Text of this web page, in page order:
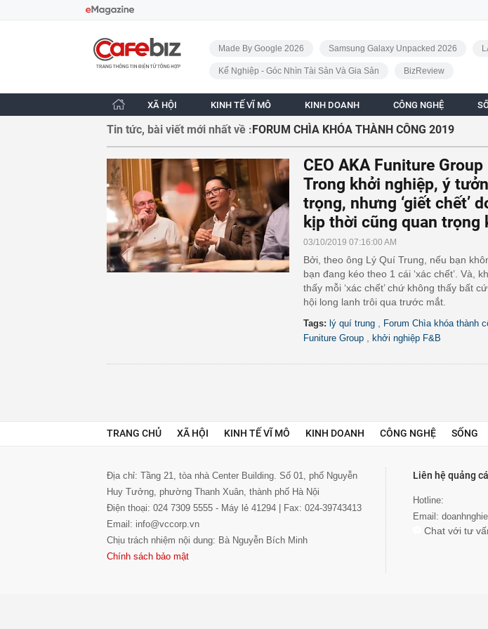
CafeBiz - Trang chủ
Made By Google 2026
Samsung Galaxy Unpacked 2026
Kế Nghiệp - Góc Nhìn Tài Sản Và Gia Sản BizReview
XÃ HỘI KINH TẾ VĨ MÔ KINH DOANH CÔNG NGHỆ
Tin tức, bài viết mới nhất về :FORUM CHÌA KHÓA THÀNH CÔNG 2019
CEO AKA Funiture
Trong khởi nghiệp, ý
trọng, nhưng ‘giết chết’
kịp thời cũng quan trọng
03/10/2019 07:16:00 AM
Bởi, theo ông Lý Quí Trung, nếu bạn
bạn đang kéo theo 1 cái ‘xác chết’. Và,
thấy mỗi ‘xác chết’ chứ không thấy bất
hội long lanh trôi qua trước mắt.
Tags: lý quí trung Forum Chìa khóa thành
Funiture Group
khởi nghiệp F&B
TRANG CHỦ XÃ HỘI KINH TẾ VĨ MÔ KINH DOANH CÔNG NGHỆ SỐNG
Địa chỉ: Tầng 21, tòa nhà Center Building. Số 01, phố Nguyễn
Huy Tưởng, phường Thanh Xuân, thành phố Hà Nội
Điện thoại: 024 7309 5555 - Máy lẻ 41294 | Fax: 024-39743413
Email: info@vccorp.vn
Chịu trách nhiệm nội dung: Bà Nguyễn Bích Minh
Chính sách bảo mật
Liên hệ quảng
Hotline:
Email:
Chat với tư